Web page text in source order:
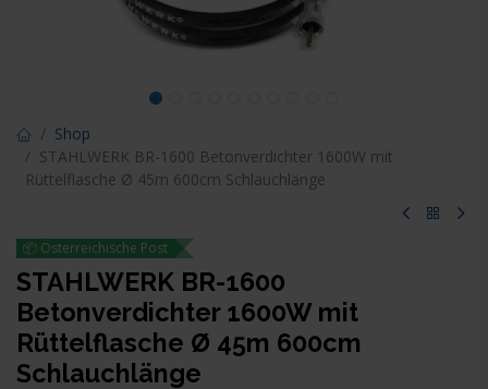
Shop
STAHLWERK BR-1600 Betonverdichter 1600W mit
Rüttelflasche Ø 45m 600cm Schlauchlänge
📦 Österreichische Post
STAHLWERK BR-1600
Betonverdichter 1600W mit
Rüttelflasche Ø 45m 600cm
Schlauchlänge